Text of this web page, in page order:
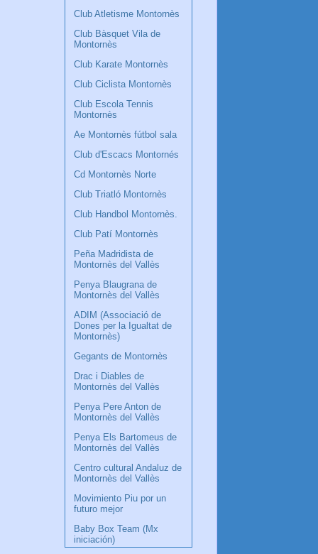
Club Atletisme Montornès
Club Bàsquet Vila de
Montornès
Club Karate Montornès
Club Ciclista Montornès
Club Escola Tennis
Montornès
Ae Montornès fútbol sala
Club d'Escacs Montornés
Cd Montornès Norte
Club Triatló Montornès
Club Handbol Montornès.
Club Patí Montornès
Peña Madridista de
Montornès del Vallès
Penya Blaugrana de
Montornès del Vallès
ADIM (Associació de
Dones per la Igualtat de
Montornès)
Gegants de Montornès
Drac i Diables de
Montornès del Vallès
Penya Pere Anton de
Montornès del Vallès
Penya Els Bartomeus de
Montornès del Vallès
Centro cultural Andaluz de
Montornès del Vallès
Movimiento Piu por un
futuro mejor
Baby Box Team (Mx
iniciación)